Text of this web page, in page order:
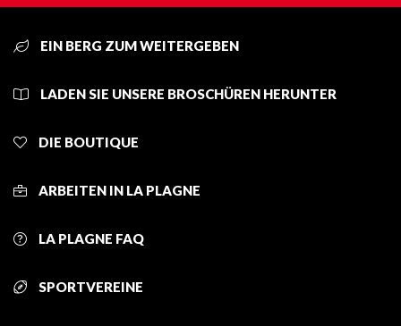
EIN BERG ZUM WEITERGEBEN
LADEN SIE UNSERE BROSCHÜREN HERUNTER
DIE BOUTIQUE
ARBEITEN IN LA PLAGNE
LA PLAGNE FAQ
SPORTVEREINE